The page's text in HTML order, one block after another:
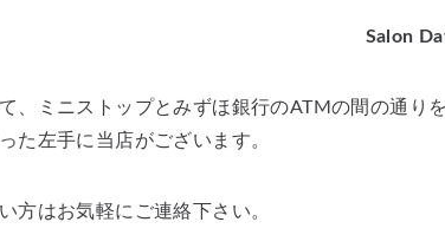
Salon
、ミニストップとみずほ銀行のATMの間の通り
た左手に当店がございます。
方はお気軽にご連絡下さい。